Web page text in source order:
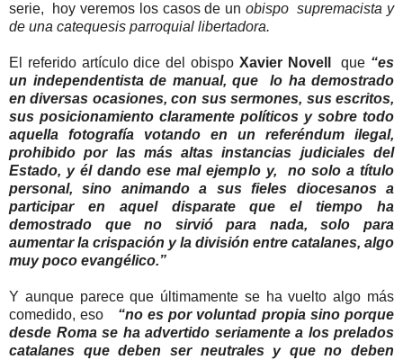
serie, hoy veremos los casos de un obispo supremacista y
de una catequesis parroquial libertadora.
El referido artículo dice del obispo Xavier Novell que “es
un independentista de manual, que lo ha demostrado
en diversas ocasiones, con sus sermones, sus escritos,
sus posicionamiento claramente políticos y sobre todo
aquella fotografía votando en un referéndum ilegal,
prohibido por las más altas instancias judiciales del
Estado, y él dando ese mal ejemplo y, no solo a título
personal, sino animando a sus fieles diocesanos a
participar en aquel disparate que el tiempo ha
demostrado que no sirvió para nada, solo para
aumentar la crispación y la división entre catalanes, algo
muy poco evangélico.”
Y aunque parece que últimamente se ha vuelto algo más
comedido, eso “no es por voluntad propia sino porque
desde Roma se ha advertido seriamente a los prelados
catalanes que deben ser neutrales y que no deben